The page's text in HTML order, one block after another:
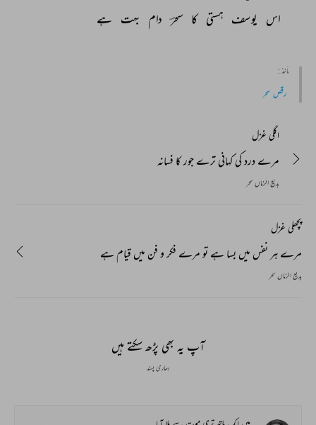
اس
یوسف ہستی کا سحرؔ دام بہت ہے
مأخذ :
رقص سحر
اگلی غزل
مرے درد کی کہانی ترے جور کا فسانہ
بدیع الزماں سحر
پچھلی غزل
مرے ہر نفس میں بسا ہے تو مرے فکر و فن میں قیام ہے
بدیع الزماں سحر
آپ یہ بھی پڑھ سکتے ہیں
ہماری پسند